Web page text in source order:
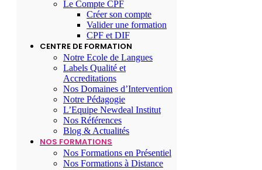
Le Compte CPF
Créer son compte
Valider une formation
CPF et DIF
CENTRE DE FORMATION
Notre Ecole de Langues
Labels Qualité et
Accreditations
Nos Domaines d’Intervention
Notre Pédagogie
L’Equipe Newdeal Institut
Nos Références
Blog & Actualités
NOS FORMATIONS
Nos Formations en Présentiel
Nos Formations à Distance